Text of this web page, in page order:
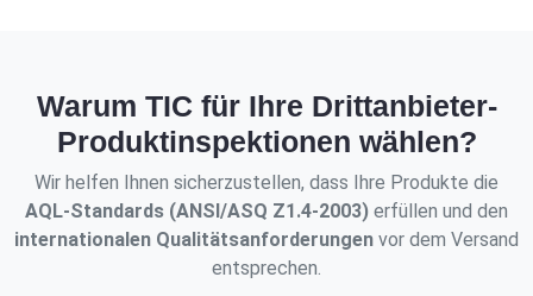
Warum TIC für Ihre Drittanbieter-
Produktinspektionen wählen?
Wir helfen Ihnen sicherzustellen, dass Ihre Produkte die
AQL-Standards (ANSI/ASQ Z1.4-2003) erfüllen und den
internationalen Qualitätsanforderungen vor dem Versand
entsprechen.